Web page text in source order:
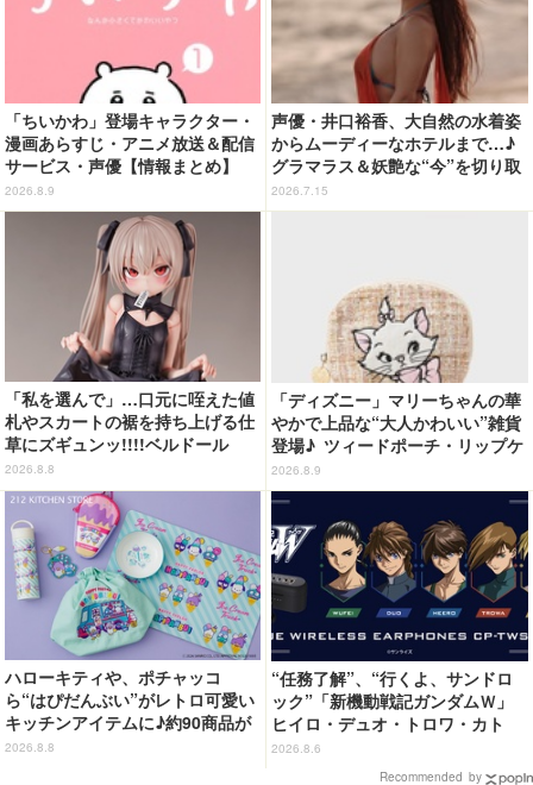
「ちいかわ」登場キャラクター・
漫画あらすじ・アニメ放送＆配信
サービス・声優【情報まとめ】
2026.8.9
声優・井口裕香、大自然の水着姿
からムーディーなホテルまで…♪
グラマラス＆妖艶な“今”を切り取
り！3冊目写真集が発売中
2026.7.15
「私を選んで」…口元に咥えた値
札やスカートの裾を持ち上げる仕
草にズギュンッ!!!!ベルドール
「ロゼ」がフィギュアで新登場
2026.8.8
「ディズニー」マリーちゃんの華
やかで上品な“大人かわいい”雑貨
登場♪ ツィードポーチ・リップケ
ース・トート
2026.8.9
ハローキティや、ポチャッコ
ら“はぴだんぶい”がレトロ可愛い
キッチンアイテムに♪約90商品が
登場【212 KITCHEN STORE】
2026.8.8
“任務了解”、“行くよ、サンドロ
ック”「新機動戦記ガンダムＷ」
ヒイロ・デュオ・トロワ・カト
ル・五飛の声がする…！ 新規録
り下ろしボイス搭載のワイヤレス
2026.8.6
Recommended by